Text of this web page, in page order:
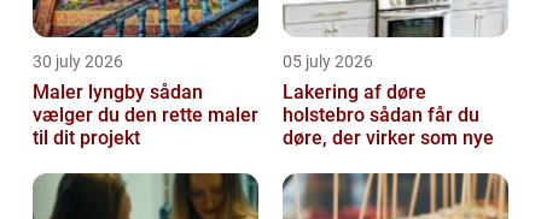
30 july 2026
Maler lyngby sådan
vælger du den rette maler
til dit projekt
05 july 2026
Lakering af døre
holstebro sådan får du
døre, der virker som nye